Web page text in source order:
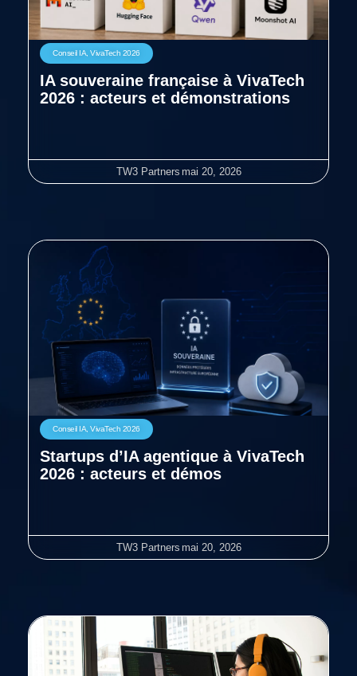
Conseil IA, VivaTech 2026
IA souveraine française à VivaTech
2026 : acteurs et démonstrations
TW3 Partners mai 20, 2026
Conseil IA, VivaTech 2026
Startups d’IA agentique à VivaTech
2026 : acteurs et démos
TW3 Partners mai 20, 2026